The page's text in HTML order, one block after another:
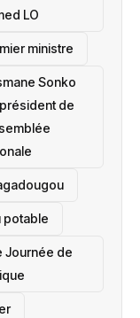
LO
ministre
Sonko
de
potable
Journée de